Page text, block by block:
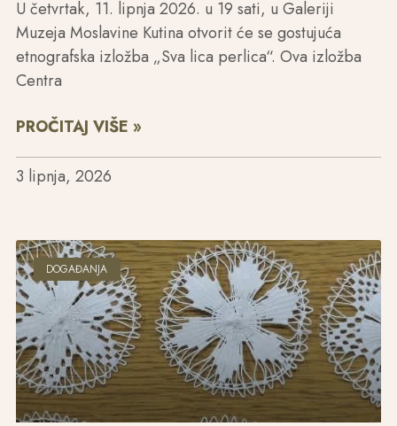
U četvrtak, 11. lipnja 2026. u 19 sati, u Galeriji
Muzeja Moslavine Kutina otvorit će se gostujuća
etnografska izložba „Sva lica perlica“. Ova izložba
Centra
PROČITAJ VIŠE »
3 lipnja, 2026
DOGAĐANJA